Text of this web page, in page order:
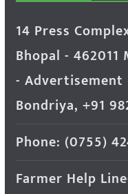
14 Press
Bhopal - 462011
- Advertisement
Bondriya, +91
Phone: (0755)
Farmer Help